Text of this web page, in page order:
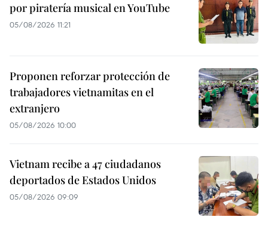
por piratería musical en YouTube
05/08/2026 11:21
Proponen reforzar protección de
trabajadores vietnamitas en el
extranjero
05/08/2026 10:00
Vietnam recibe a 47 ciudadanos
deportados de Estados Unidos
05/08/2026 09:09